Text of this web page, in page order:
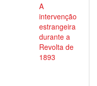
A
intervenção
estrangeira
durante a
Revolta de
1893